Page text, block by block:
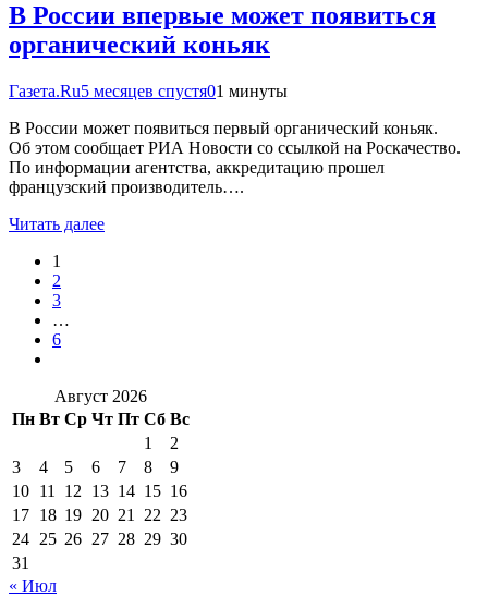
В России впервые может появиться
органический коньяк
Газета.Ru5 месяцев спустя01 минуты
В России может появиться первый органический коньяк.
Об этом сообщает РИА Новости со ссылкой на Роскачество.
По информации агентства, аккредитацию прошел
французский производитель….
Читать далее
1
2
3
…
6
Август 2026
Пн Вт Ср Чт Пт Сб Вс
1
2
3
4 5 6 7 8
9
10 11 12 13 14 15 16
17 18 19 20 21 22 23
24 25 26 27 28 29 30
31
« Июл